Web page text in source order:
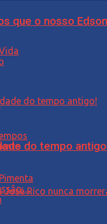
que o nosso
do tempo